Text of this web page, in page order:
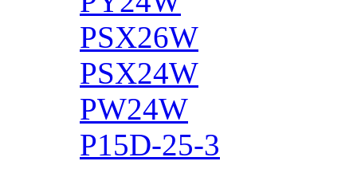
PSX26W
PSX24W
PW24W
P15D-25-3